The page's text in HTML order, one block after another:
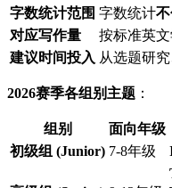
字数统计范围 字数统计
对应写作量
按标准英文
建议时间投入 从选题研
2026赛季各组别主题 ：
组别 面向年级
初级组 (Junior) 7-8年级